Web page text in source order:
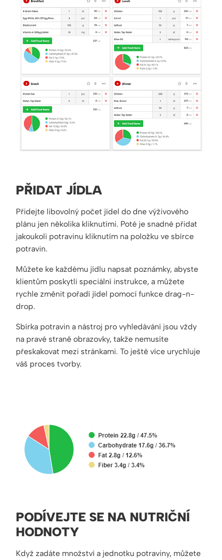
PŘIDAT JÍDLA
Přidejte libovolný počet jídel do dne výživového
plánu jen několika kliknutími. Poté je snadné přidat
jakoukoli potravinu kliknutím na položku ve sbírce
potravin.
Můžete ke každému jídlu napsat poznámky, abyste
klientům poskytli speciální instrukce, a můžete
rychle změnit pořadí jídel pomocí funkce drag-n-
drop.
Sbírka potravin a nástroj pro vyhledávání jsou vždy
na pravé straně obrazovky, takže nemusíte
přeskakovat mezi stránkami. To ještě více urychluje
váš proces tvorby.
PODÍVEJTE SE NA NUTRIČNÍ
HODNOTY
Když zadáte množství a jednotku potraviny, můžete